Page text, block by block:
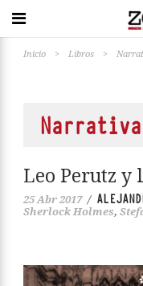
Inicio > Libros >
Narrativa
Leo Perutz
25 Abr 2017 /
Sherlock Holmes,